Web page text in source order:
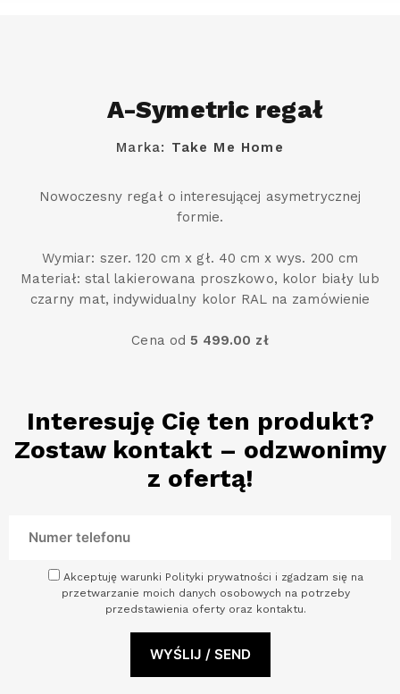
A-Symetric regał
Marka: Take Me Home
Nowoczesny regał o interesującej asymetrycznej
formie.
Wymiar: szer. 120 cm x gł. 40 cm x wys. 200 cm
Materiał: stal lakierowana proszkowo, kolor biały lub
czarny mat, indywidualny kolor RAL na zamówienie
Cena od 5 499.00 zł
Interesuję Cię ten produkt?
Zostaw kontakt – odzwonimy
z ofertą!
Akceptuję warunki Polityki prywatności i zgadzam się na
przetwarzanie moich danych osobowych na potrzeby
przedstawienia oferty oraz kontaktu.